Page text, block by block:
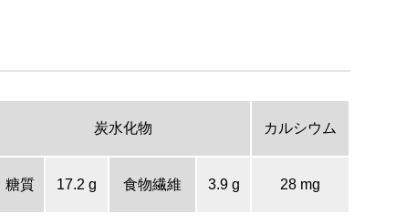
炭水化物 カルシウム
糖質 17.2 g 食物繊維 3.9 g 28 mg